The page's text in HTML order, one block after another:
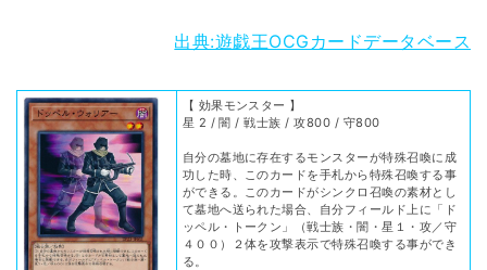
出典:遊戯王OCGカードデータベース
【 効果モンスター 】
星 2 / 闇 / 戦士族 / 攻800 / 守800
自分の墓地に存在するモンスターが特殊召喚に成
功した時、このカードを手札から特殊召喚する事
ができる。このカードがシンクロ召喚の素材とし
て墓地へ送られた場合、自分フィールド上に「ド
ッペル・トークン」（戦士族・闇・星１・攻／守
４００）２体を攻撃表示で特殊召喚する事ができ
る。